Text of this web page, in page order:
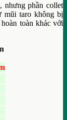
nhưng phần collet
mũi taro không bị
toàn khác với